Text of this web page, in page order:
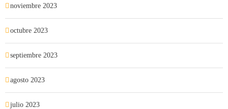
noviembre 2023
octubre 2023
septiembre 2023
agosto 2023
julio 2023